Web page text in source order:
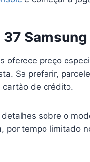
37 Samsung
oferece preço
Se preferir,
cartão de crédito.
sobre o
, por tempo limitado